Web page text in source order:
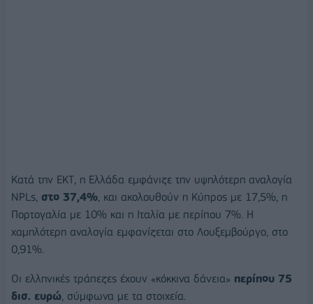
Κατά την ΕΚΤ, η Ελλάδα εμφάνιζε την υψηλότερη αναλογία
NPLs, στο 37,4%, και ακολουθούν η Κύπρος με 17,5%, η
Πορτογαλία με 10% και η Ιταλία με περίπου 7%. Η
χαμηλότερη αναλογία εμφανίζεται στο Λουξεμβούργο, στο
0,91%.
Οι ελληνικές τράπεζες έχουν «κόκκινα δάνεια» περίπου 75
δισ. ευρώ, σύμφωνα με τα στοιχεία.